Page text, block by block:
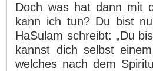
Doch was hat dann mit
kann ich tun? Du bist
HaSulam schreibt: „Du
kannst dich selbst
welches nach dem